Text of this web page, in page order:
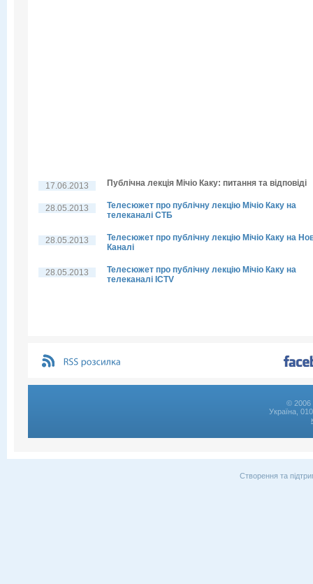
17.06.2013 Публічна лекція Мічіо Каку: питання та відповіді
28.05.2013
Телесюжет про публічну лекцію Мічіо Каку на
телеканалі СТБ
28.05.2013
Телесюжет про публічну лекцію Мічіо Каку на
Каналі
28.05.2013
Телесюжет про публічну лекцію Мічіо Каку на
телеканалі ICTV
© 2006
Україна,
Створення та